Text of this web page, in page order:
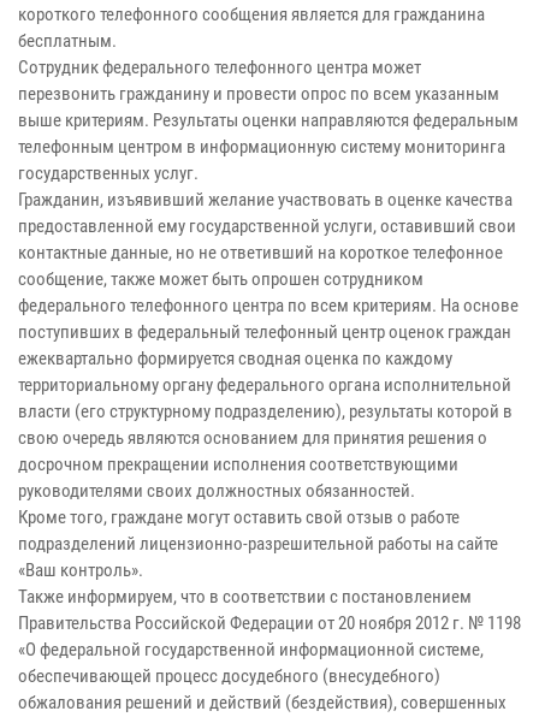
короткого телефонного сообщения является для гражданина
бесплатным.
Сотрудник федерального телефонного центра может
перезвонить гражданину и провести опрос по всем указанным
выше критериям. Результаты оценки направляются федеральным
телефонным центром в информационную систему мониторинга
государственных услуг.
Гражданин, изъявивший желание участвовать в оценке качества
предоставленной ему государственной услуги, оставивший свои
контактные данные, но не ответивший на короткое телефонное
сообщение, также может быть опрошен сотрудником
федерального телефонного центра по всем критериям. На основе
поступивших в федеральный телефонный центр оценок граждан
ежеквартально формируется сводная оценка по каждому
территориальному органу федерального органа исполнительной
власти (его структурному подразделению), результаты которой в
свою очередь являются основанием для принятия решения о
досрочном прекращении исполнения соответствующими
руководителями своих должностных обязанностей.
Кроме того, граждане могут оставить свой отзыв о работе
подразделений лицензионно-разрешительной работы на сайте
«Ваш контроль».
Также информируем, что в соответствии с постановлением
Правительства Российской Федерации от 20 ноября 2012 г. № 1198
«О федеральной государственной информационной системе,
обеспечивающей процесс досудебного (внесудебного)
обжалования решений и действий (бездействия), совершенных